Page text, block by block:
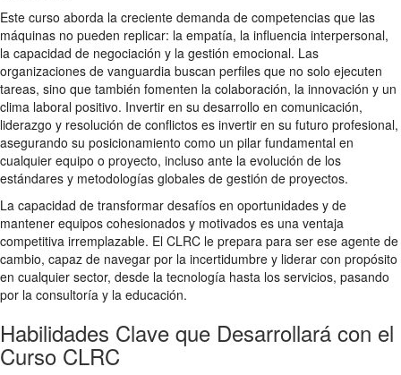
Este curso aborda la creciente demanda de competencias que las
máquinas no pueden replicar: la empatía, la influencia interpersonal,
la capacidad de negociación y la gestión emocional. Las
organizaciones de vanguardia buscan perfiles que no solo ejecuten
tareas, sino que también fomenten la colaboración, la innovación y un
clima laboral positivo. Invertir en su desarrollo en comunicación,
liderazgo y resolución de conflictos es invertir en su futuro profesional,
asegurando su posicionamiento como un pilar fundamental en
cualquier equipo o proyecto, incluso ante la evolución de los
estándares y metodologías globales de gestión de proyectos.
La capacidad de transformar desafíos en oportunidades y de
mantener equipos cohesionados y motivados es una ventaja
competitiva irremplazable. El CLRC le prepara para ser ese agente de
cambio, capaz de navegar por la incertidumbre y liderar con propósito
en cualquier sector, desde la tecnología hasta los servicios, pasando
por la consultoría y la educación.
Habilidades Clave que Desarrollará con el
Curso CLRC